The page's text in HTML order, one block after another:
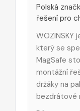
Polská
řešení pro
WOZINSKY
který se
MagSafe
montážní
držáky na
bezdrátové